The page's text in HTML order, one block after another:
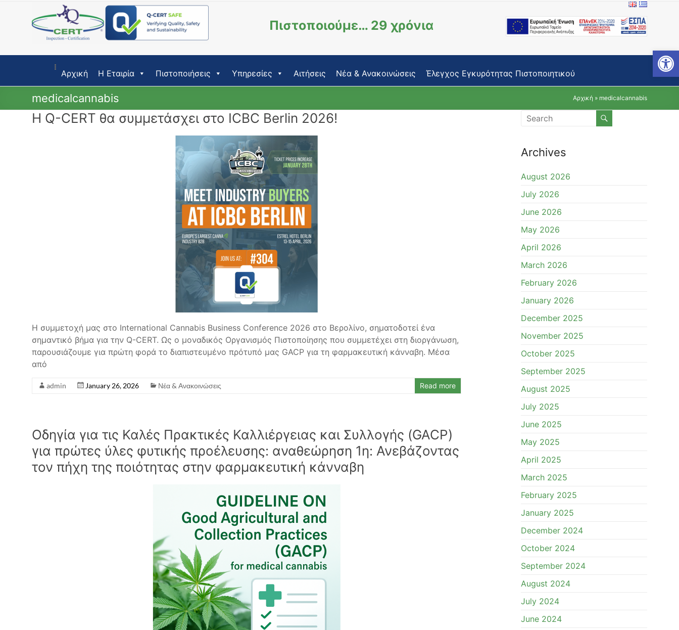
Open toolbar
Πιστοποιούμε… 29 χρόνια
Αρχική Η Εταιρία Πιστοποιήσεις Υπηρεσίες Αιτήσεις Νέα & Ανακοινώσεις Έλεγχος Εγκυρότητας Πιστοποιητικού
medicalcannabis Αρχική » medicalcannabis
Η Q-CERT θα συμμετάσχει στο ICBC Berlin 2026!
Η συμμετοχή μας στο International Cannabis Business Conference 2026 στο Βερολίνο, σηματοδοτεί ένα
σημαντικό βήμα για την Q-CERT. Ως ο μοναδικός Οργανισμός Πιστοποίησης που συμμετέχει στη διοργάνωση,
παρουσιάζουμε για πρώτη φορά το διαπιστευμένο πρότυπό μας GACP για τη φαρμακευτική κάνναβη. Μέσα
από
admin January 26, 2026 Νέα & Ανακοινώσεις Read more
Οδηγία για τις Καλές Πρακτικές Καλλιέργειας και Συλλογής (GACP)
για πρώτες ύλες φυτικής προέλευσης: αναθεώρηση 1η: Ανεβάζοντας
τον πήχη της ποιότητας στην φαρμακευτική κάνναβη
Archives
August 2026
July 2026
June 2026
May 2026
April 2026
March 2026
February 2026
January 2026
December 2025
November 2025
October 2025
September 2025
August 2025
July 2025
June 2025
May 2025
April 2025
March 2025
February 2025
January 2025
December 2024
October 2024
September 2024
August 2024
July 2024
June 2024